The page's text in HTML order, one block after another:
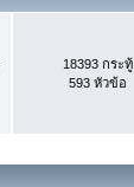
18393 กระทู้
593 หัวข้อ